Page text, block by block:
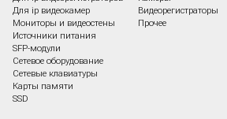
Для ip видеокамер
Мониторы и видеостены
Источники питания
SFP-модули
Сетевое оборудование
Сетевые клавиатуры
Карты памяти
SSD
Видеорегистраторы
Прочее